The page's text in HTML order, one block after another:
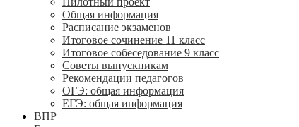
Общая информация
Расписание экзаменов
Итоговое сочинение 11 класс
Итоговое собеседование 9 класс
Советы выпускникам
Рекомендации педагогов
ОГЭ: общая информация
ЕГЭ: общая информация
ВПР